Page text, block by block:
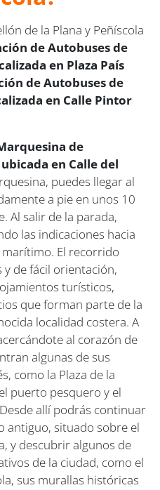
de la Plana y Peñíscola
de Autobuses de
en Plaza País
de Autobuses de
en Calle Pintor
de
en Calle del
puedes llegar al
a pie en unos 10
Al salir de la parada,
las indicaciones hacia
marítimo. El recorrido
de fácil orientación,
turísticos,
que forman parte de la
localidad costera. A
al corazón de
algunas de sus
como la Plaza de la
puerto pesquero y el
allí podrás continuar
antiguo, situado sobre el
y descubrir algunos de
de la ciudad, como el
sus murallas históricas